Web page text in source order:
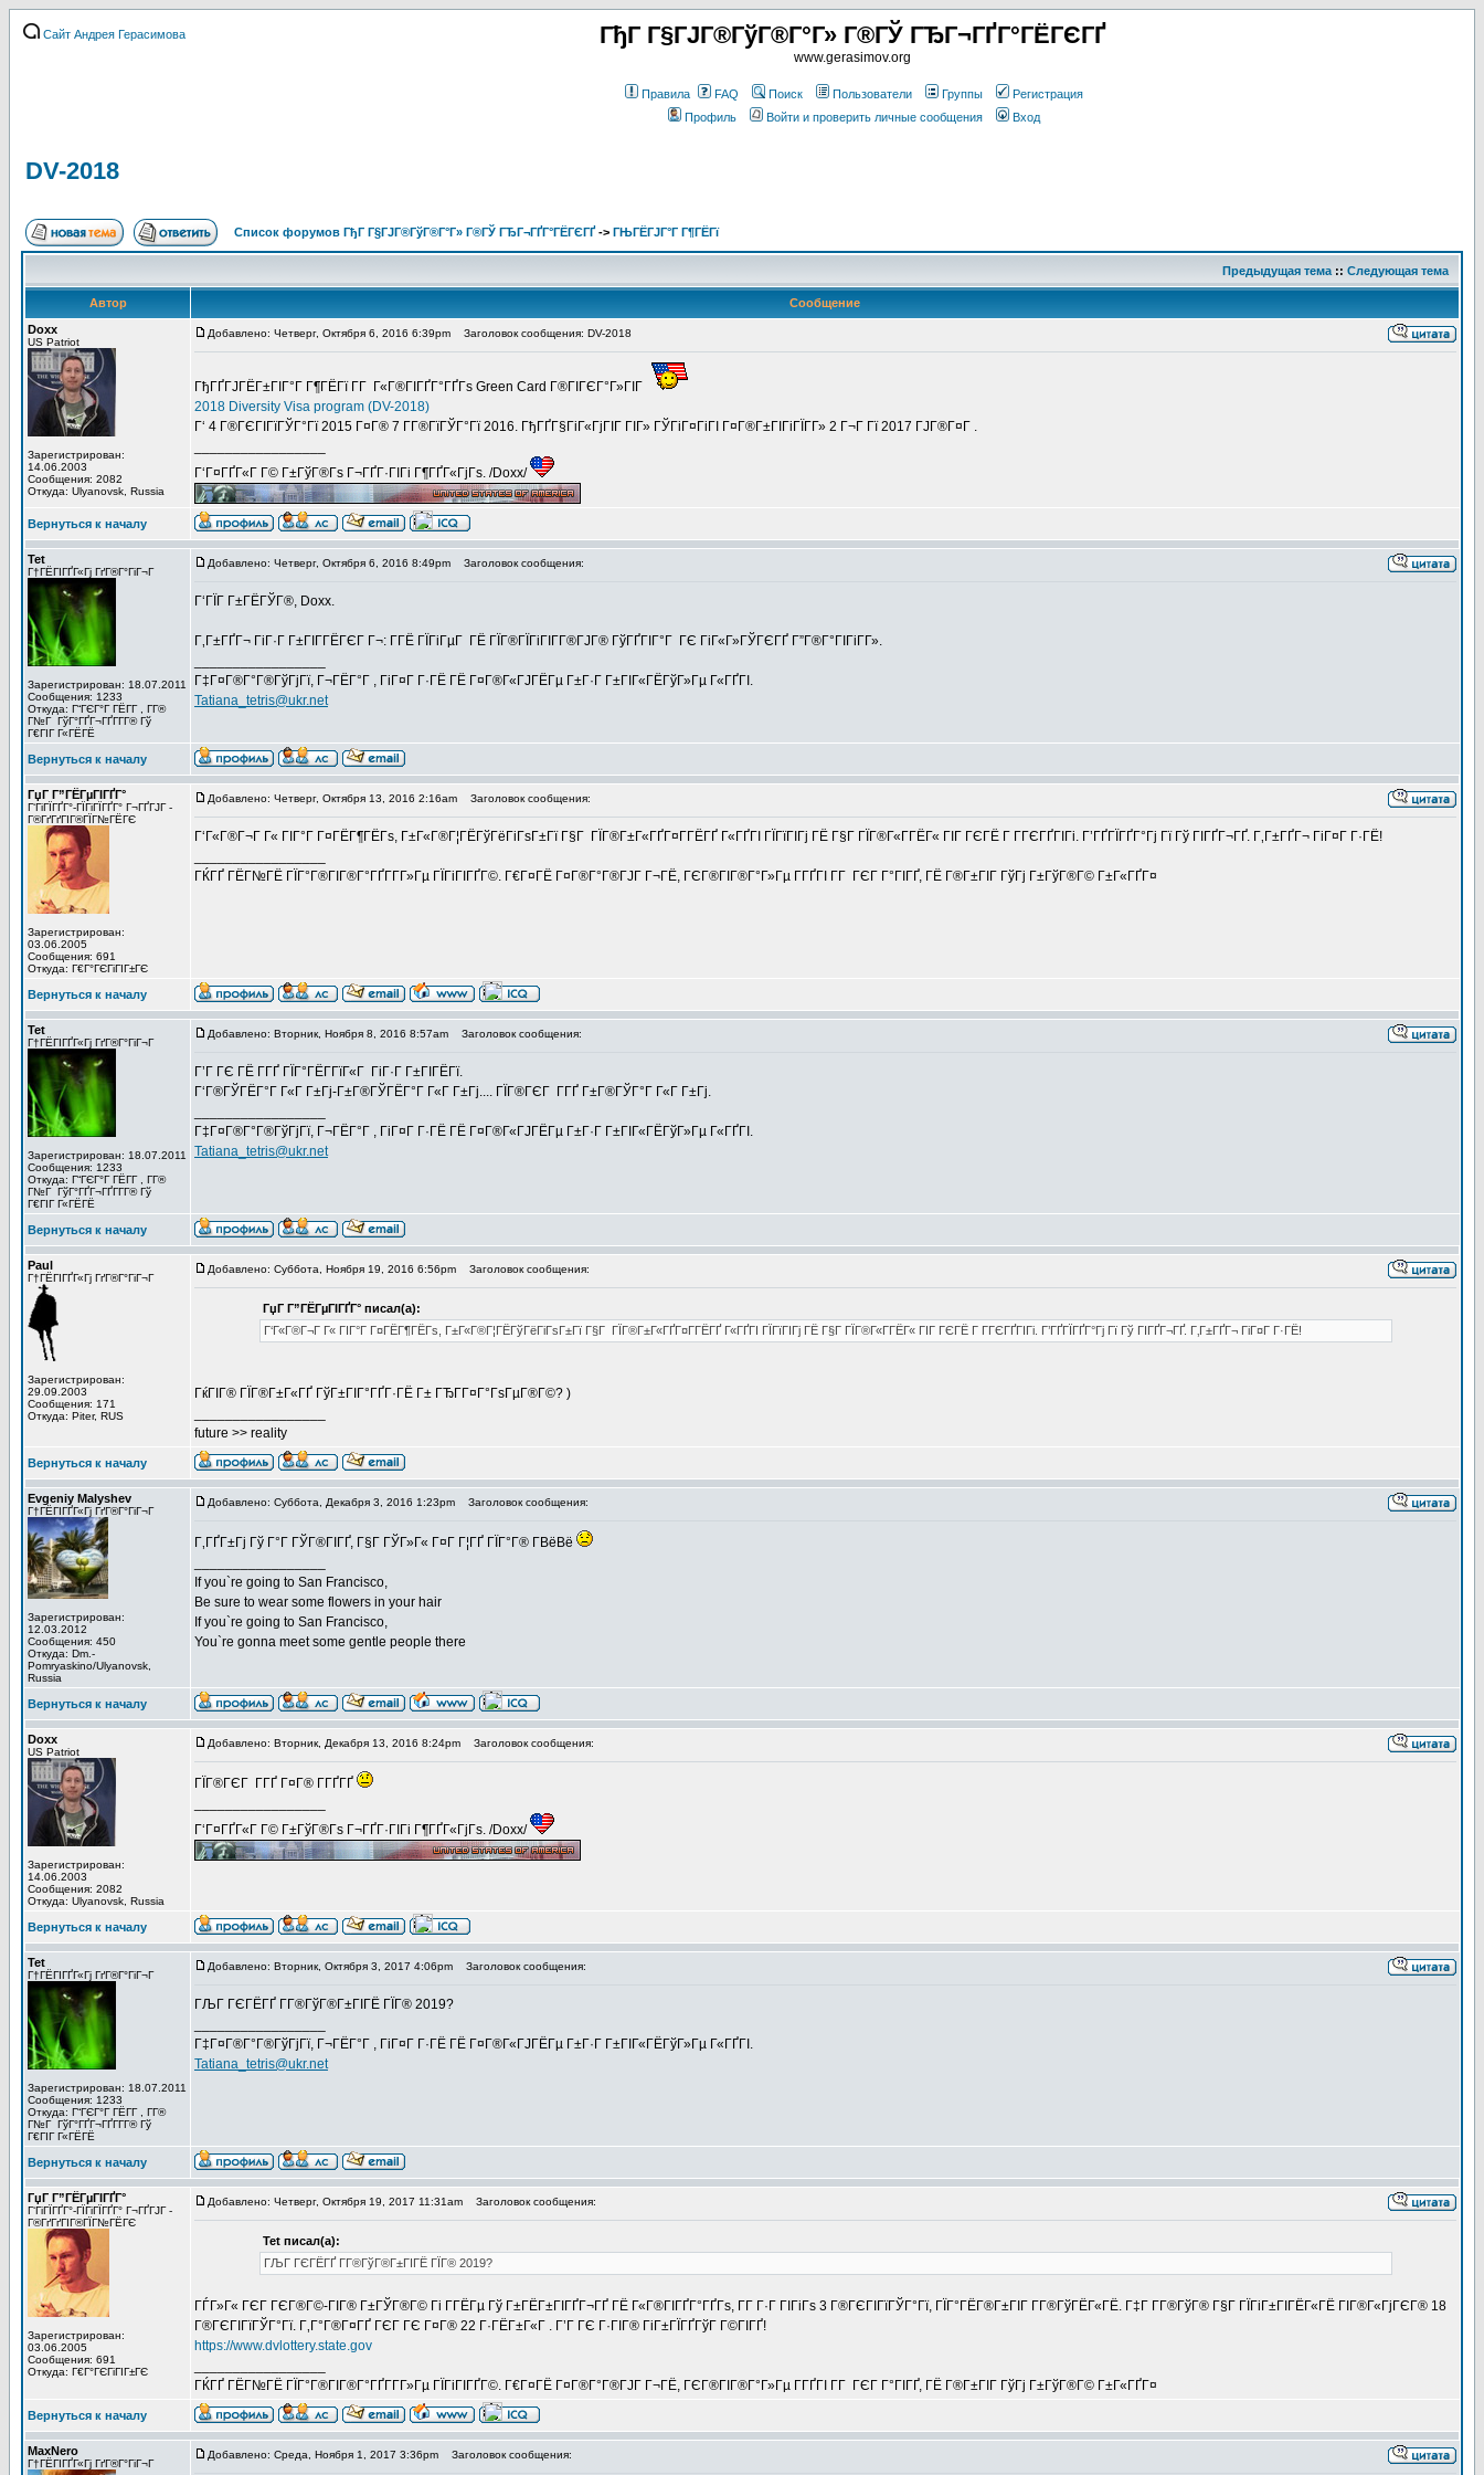
Сайт Андрея Герасимова ГђГ Г§ГЈГ®ГўГ®Г°Г» Г®ГЎ ГЂГ¬ГҐГ°ГЁГЄГҐ
www.gerasimov.org
Правила FAQ Поиск Пользователи Группы
Регистрация
Профиль
Войти и проверить личные сообщения Вход
DV-2018
Список форумов ГђГ Г§ГЈГ®ГўГ®Г°Г» Г®ГЎ ГЂГ¬ГҐГ°ГЁГЄГҐ-> ГЊГЁГЈГ°Г Г¶ГЁГї
Предыдущая тема :: Следующая тема
Автор
Сообщение
Doxx
US Patriot
Зарегистрирован:
14.06.2003
Сообщения: 2082
Откуда: Ulyanovsk, Russia
Добавлено: Четверг, Октября 6, 2016 6:39pm Заголовок сообщения: DV-2018
ГђГҐГЈГЁГ±ГІГ°Г Г¶ГЁГї Г­Г Г«Г®ГІГҐГ°ГҐГѕ Green Card Г®ГІГЄГ°Г»ГІГ
2018 Diversity Visa program (DV-2018)
Г‘ 4 Г®ГЄГІГїГЎГ°Гї 2015 Г¤Г® 7 Г­Г®ГїГЎГ°Гї 2016. ГђГҐГ§ГіГ«ГјГІГ ГІГ» ГЎГіГ¤ГіГІ Г¤Г®Г±ГІГіГЇГ­Г» 2 Г¬Г Гї 2017 ГЈГ®Г¤Г .
Г‘Г¤ГҐГ«Г Г© Г±ГўГ®Гѕ Г¬ГҐГ·ГІГі Г¶ГҐГ«ГјГѕ. /Doxx/
Вернуться к началу
Tet
Г†ГЁГІГҐГ«Гј ГґГ®Г°ГіГ¬Г
Зарегистрирован: 18.07.2011
Сообщения: 1233
Откуда: Г“ГЄГ°Г ГЁГ­Г , Г­Г®
Г№Г ГўГ°ГҐГ¬ГҐГ­Г­Г® Гў
Г€ГІГ Г«ГЁГЁ
Добавлено: Четверг, Октября 6, 2016 8:49pm Заголовок сообщения:
Г‘ГЇГ Г±ГЁГЎГ®, Doxx.
Г‚Г±ГҐГ¬ ГіГ·Г Г±ГІГ­ГЁГЄГ Г¬: Г­ГЁ ГЇГіГµГ ГЁ ГЇГ®ГЇГіГІГ­Г®ГЈГ® ГўГҐГІГ°Г ГЄ ГіГ«Г»ГЎГЄГҐ Г”Г®Г°ГІГіГ­Г».
Г‡Г¤Г®Г°Г®ГўГјГї, Г¬ГЁГ°Г , ГіГ¤Г Г·ГЁ ГЁ Г¤Г®Г«ГЈГЁГµ Г±Г·Г Г±ГІГ«ГЁГўГ»Гµ Г«ГҐГІ.
Tatiana_tetris@ukr.net
Вернуться к началу
ГџГ­ Г”ГЁГµГІГҐГ°
Г‘ГіГЇГҐГ°-ГЇГіГЇГҐГ° Г¬ГҐГЈГ -
Г®ГґГґГІГ®ГЇГ№ГЁГЄ
Зарегистрирован:
03.06.2005
Сообщения: 691
Откуда: Г€Г°ГЄГіГІГ±ГЄ
Добавлено: Четверг, Октября 13, 2016 2:16am Заголовок сообщения:
Г‘Г«Г®Г¬Г Г« ГІГ°Г Г¤ГЁГ¶ГЁГѕ, Г±Г«Г®Г¦ГЁГўГёГіГѕГ±Гї Г§Г ГЇГ®Г±Г«ГҐГ¤Г­ГЁГҐ Г«ГҐГІ ГЇГїГІГј ГЁ Г§Г ГЇГ®Г«Г­ГЁГ« ГІГ ГЄГЁ Г Г­ГЄГҐГІГі. Г’ГҐГЇГҐГ°Гј Гї Гў ГІГҐГ¬ГҐ. Г‚Г±ГҐГ¬ ГіГ¤Г Г·ГЁ!
ГЌГҐ ГЁГ№ГЁ ГЇГ°Г®ГІГ®Г°ГҐГ­Г­Г»Гµ ГЇГіГІГҐГ©. Г€Г¤ГЁ Г¤Г®Г°Г®ГЈГ Г¬ГЁ, ГЄГ®ГІГ®Г°Г»Гµ Г­ГҐГІ Г­Г ГЄГ Г°ГІГҐ, ГЁ Г®Г±ГІГ ГўГј Г±ГўГ®Г© Г±Г«ГҐГ¤
Вернуться к началу
Tet
Г†ГЁГІГҐГ«Гј ГґГ®Г°ГіГ¬Г
Зарегистрирован: 18.07.2011
Сообщения: 1233
Откуда: Г“ГЄГ°Г ГЁГ­Г , Г­Г®
Г№Г ГўГ°ГҐГ¬ГҐГ­Г­Г® Гў
Г€ГІГ Г«ГЁГЁ
Добавлено: Вторник, Ноября 8, 2016 8:57am Заголовок сообщения:
Г’Г ГЄ ГЁ Г­ГҐ ГЇГ°ГЁГ­ГїГ«Г ГіГ·Г Г±ГІГЁГї.
Г‘Г®ГЎГЁГ°Г Г«Г Г±Гј-Г±Г®ГЎГЁГ°Г Г«Г Г±Гј.... ГЇГ®ГЄГ Г­ГҐ Г±Г®ГЎГ°Г Г«Г Г±Гј.
Г‡Г¤Г®Г°Г®ГўГјГї, Г¬ГЁГ°Г , ГіГ¤Г Г·ГЁ ГЁ Г¤Г®Г«ГЈГЁГµ Г±Г·Г Г±ГІГ«ГЁГўГ»Гµ Г«ГҐГІ.
Tatiana_tetris@ukr.net
Вернуться к началу
Paul
Г†ГЁГІГҐГ«Гј ГґГ®Г°ГіГ¬Г
Зарегистрирован:
29.09.2003
Сообщения: 171
Откуда: Piter, RUS
Добавлено: Суббота, Ноября 19, 2016 6:56pm Заголовок сообщения:
ГџГ­ Г”ГЁГµГІГҐГ° писал(а):
Г‘Г«Г®Г¬Г Г« ГІГ°Г Г¤ГЁГ¶ГЁГѕ, Г±Г«Г®Г¦ГЁГўГёГіГѕГ±Гї Г§Г ГЇГ®Г±Г«ГҐГ¤Г­ГЁГҐ Г«ГҐГІ ГЇГїГІГј ГЁ Г§Г ГЇГ®Г«Г­ГЁГ« ГІГ ГЄГЁ Г Г­ГЄГҐГІГі. Г’ГҐГЇГҐГ°Гј Гї Гў ГІГҐГ¬ГҐ. Г‚Г±ГҐГ¬ ГіГ¤Г Г·ГЁ!
ГќГІГ® ГЇГ®Г±Г«ГҐ ГўГ±ГІГ°ГҐГ·ГЁ Г± ГЂГ­Г¤Г°ГѕГµГ®Г©? )
future >> reality
Вернуться к началу
Evgeniy Malyshev
Г†ГЁГІГҐГ«Гј ГґГ®Г°ГіГ¬Г
Зарегистрирован:
12.03.2012
Сообщения: 450
Откуда: Dm.-
Pomryaskino/Ulyanovsk,
Russia
Добавлено: Суббота, Декабря 3, 2016 1:23pm Заголовок сообщения:
Г‚ГҐГ±Гј Гў Г°Г ГЎГ®ГІГҐ, Г§Г ГЎГ»Г« Г¤Г Г¦ГҐ ГЇГ°Г® Г­ВёВё
If you`re going to San Francisco,
Be sure to wear some flowers in your hair
If you`re going to San Francisco,
You`re gonna meet some gentle people there
Вернуться к началу
Doxx
US Patriot
Зарегистрирован:
14.06.2003
Сообщения: 2082
Откуда: Ulyanovsk, Russia
Добавлено: Вторник, Декабря 13, 2016 8:24pm Заголовок сообщения:
ГЇГ®ГЄГ Г­ГҐ Г¤Г® Г­ГҐГҐ
Г‘Г¤ГҐГ«Г Г© Г±ГўГ®Гѕ Г¬ГҐГ·ГІГі Г¶ГҐГ«ГјГѕ. /Doxx/
Вернуться к началу
Tet
Г†ГЁГІГҐГ«Гј ГґГ®Г°ГіГ¬Г
Зарегистрирован: 18.07.2011
Сообщения: 1233
Откуда: Г“ГЄГ°Г ГЁГ­Г , Г­Г®
Г№Г ГўГ°ГҐГ¬ГҐГ­Г­Г® Гў
Г€ГІГ Г«ГЁГЁ
Добавлено: Вторник, Октября 3, 2017 4:06pm Заголовок сообщения:
ГЉГ ГЄГЁГҐ Г­Г®ГўГ®Г±ГІГЁ ГЇГ® 2019?
Г‡Г¤Г®Г°Г®ГўГјГї, Г¬ГЁГ°Г , ГіГ¤Г Г·ГЁ ГЁ Г¤Г®Г«ГЈГЁГµ Г±Г·Г Г±ГІГ«ГЁГўГ»Гµ Г«ГҐГІ.
Tatiana_tetris@ukr.net
Вернуться к началу
ГџГ­ Г”ГЁГµГІГҐГ°
Г‘ГіГЇГҐГ°-ГЇГіГЇГҐГ° Г¬ГҐГЈГ -
Г®ГґГґГІГ®ГЇГ№ГЁГЄ
Зарегистрирован:
03.06.2005
Сообщения: 691
Откуда: Г€Г°ГЄГіГІГ±ГЄ
Добавлено: Четверг, Октября 19, 2017 11:31am Заголовок сообщения:
Tet писал(а):
ГЉГ ГЄГЁГҐ Г­Г®ГўГ®Г±ГІГЁ ГЇГ® 2019?
ГЃГ»Г« ГЄГ ГЄГ®Г©-ГІГ® Г±ГЎГ®Г© Гі Г­ГЁГµ Гў Г±ГЁГ±ГІГҐГ¬ГҐ ГЁ Г«Г®ГІГҐГ°ГҐГѕ, Г­Г Г·Г ГІГіГѕ 3 Г®ГЄГІГїГЎГ°Гї, ГЇГ°ГЁГ®Г±ГІГ Г­Г®ГўГЁГ«ГЁ. Г‡Г Г­Г®ГўГ® Г§Г ГЇГіГ±ГІГЁГ«ГЁ ГІГ®Г«ГјГЄГ® 18
Г®ГЄГІГїГЎГ°Гї. Г‚Г°Г®Г¤ГҐ ГЄГ ГЄ Г¤Г® 22 Г·ГЁГ±Г«Г . Г’Г ГЄ Г·ГІГ® ГіГ±ГЇГҐГўГ Г©ГІГҐ!
https://www.dvlottery.state.gov
ГЌГҐ ГЁГ№ГЁ ГЇГ°Г®ГІГ®Г°ГҐГ­Г­Г»Гµ ГЇГіГІГҐГ©. Г€Г¤ГЁ Г¤Г®Г°Г®ГЈГ Г¬ГЁ, ГЄГ®ГІГ®Г°Г»Гµ Г­ГҐГІ Г­Г ГЄГ Г°ГІГҐ, ГЁ Г®Г±ГІГ ГўГј Г±ГўГ®Г© Г±Г«ГҐГ¤
Вернуться к началу
MaxNero
Г†ГЁГІГҐГ«Гј ГґГ®Г°ГіГ¬Г
Добавлено: Среда, Ноября 1, 2017 3:36pm Заголовок сообщения: